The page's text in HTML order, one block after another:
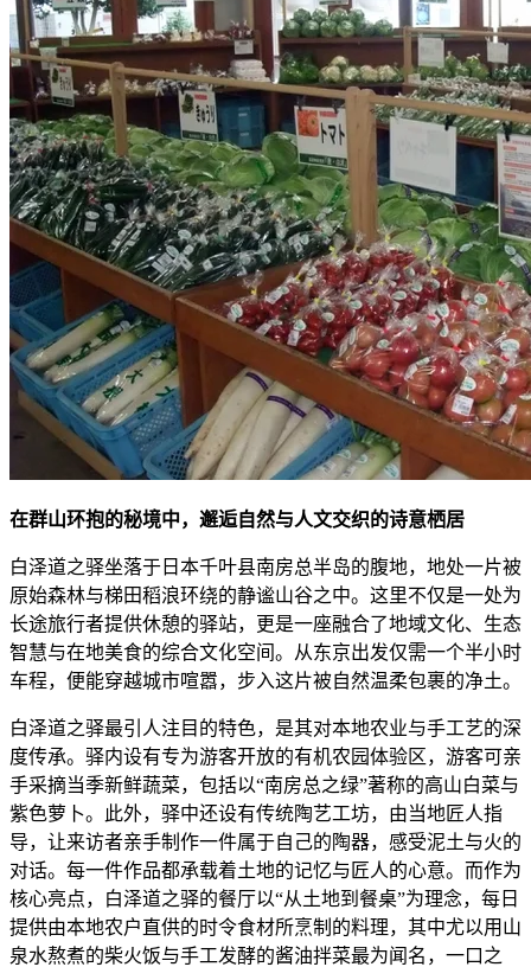
在群山环抱的秘境中，邂逅自然与人文交织的诗意栖居
白泽道之驿坐落于日本千叶县南房总半岛的腹地，地处一片被
原始森林与梯田稻浪环绕的静谧山谷之中。这里不仅是一处为
长途旅行者提供休憩的驿站，更是一座融合了地域文化、生态
智慧与在地美食的综合文化空间。从东京出发仅需一个半小时
车程，便能穿越城市喧嚣，步入这片被自然温柔包裹的净土。
白泽道之驿最引人注目的特色，是其对本地农业与手工艺的深
度传承。驿内设有专为游客开放的有机农园体验区，游客可亲
手采摘当季新鲜蔬菜，包括以“南房总之绿”著称的高山白菜与
紫色萝卜。此外，驿中还设有传统陶艺工坊，由当地匠人指
导，让来访者亲手制作一件属于自己的陶器，感受泥土与火的
对话。每一件作品都承载着土地的记忆与匠人的心意。而作为
核心亮点，白泽道之驿的餐厅以“从土地到餐桌”为理念，每日
提供由本地农户直供的时令食材所烹制的料理，其中尤以用山
泉水熬煮的柴火饭与手工发酵的酱油拌菜最为闻名，一口之